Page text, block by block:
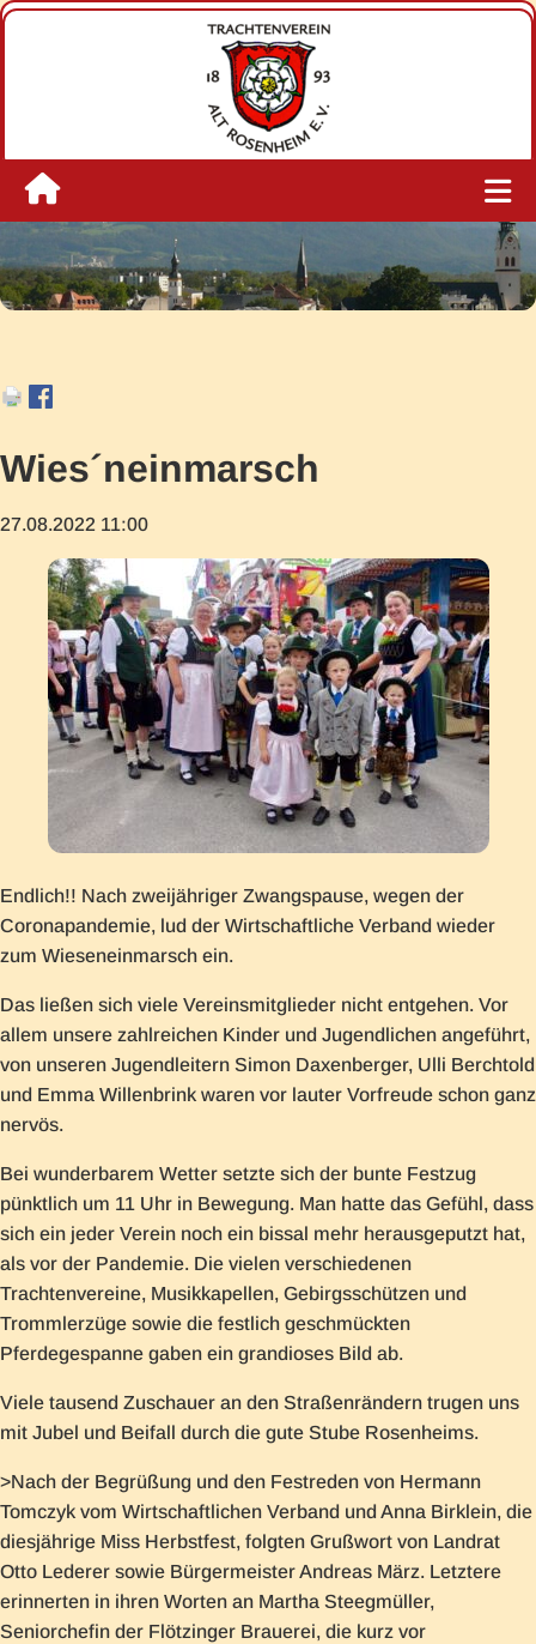
Wies´neinmarsch
27.08.2022 11:00
Endlich!! Nach zweijähriger Zwangspause, wegen der
Coronapandemie, lud der Wirtschaftliche Verband wieder
zum Wieseneinmarsch ein.
Das ließen sich viele Vereinsmitglieder nicht entgehen. Vor
allem unsere zahlreichen Kinder und Jugendlichen angeführt,
von unseren Jugendleitern Simon Daxenberger, Ulli Berchtold
und Emma Willenbrink waren vor lauter Vorfreude schon ganz
nervös.
Bei wunderbarem Wetter setzte sich der bunte Festzug
pünktlich um 11 Uhr in Bewegung. Man hatte das Gefühl, dass
sich ein jeder Verein noch ein bissal mehr herausgeputzt hat,
als vor der Pandemie. Die vielen verschiedenen
Trachtenvereine, Musikkapellen, Gebirgsschützen und
Trommlerzüge sowie die festlich geschmückten
Pferdegespanne gaben ein grandioses Bild ab.
Viele tausend Zuschauer an den Straßenrändern trugen uns
mit Jubel und Beifall durch die gute Stube Rosenheims.
>Nach der Begrüßung und den Festreden von Hermann
Tomczyk vom Wirtschaftlichen Verband und Anna Birklein, die
diesjährige Miss Herbstfest, folgten Grußwort von Landrat
Otto Lederer sowie Bürgermeister Andreas März. Letztere
erinnerten in ihren Worten an Martha Steegmüller,
Seniorchefin der Flötzinger Brauerei, die kurz vor